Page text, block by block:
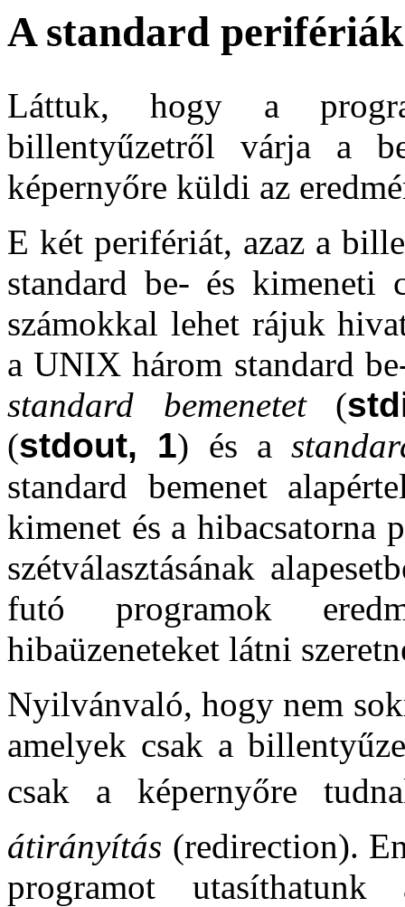
A standard
Láttuk, hogy a
billentyűzetről várja a
képernyőre küldi az
E két perifériát, azaz a
standard be- és kimeneti
számokkal lehet rájuk
a UNIX három standard
standard bemenetet(
(stdout, 1) és a
standard bemenet
kimenet és a hibacsatorna
szétválasztásának
futó programok
hibaüzeneteket látni
Nyilvánvaló, hogy nem
amelyek csak a
csak a képernyőre
átirányítás (redirection).
programot